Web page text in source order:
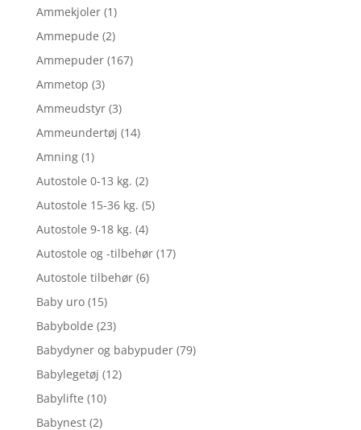
Ammekjoler (1)
Ammepude (2)
Ammepuder (167)
Ammetop (3)
Ammeudstyr (3)
Ammeundertøj (14)
Amning (1)
Autostole 0-13 kg. (2)
Autostole 15-36 kg. (5)
Autostole 9-18 kg. (4)
Autostole og -tilbehør (17)
Autostole tilbehør (6)
Baby uro (15)
Babybolde (23)
Babydyner og babypuder (79)
Babylegetøj (12)
Babylifte (10)
Babynest (2)